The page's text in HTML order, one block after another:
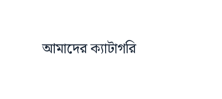
আমাদের ক্যাটাগরি